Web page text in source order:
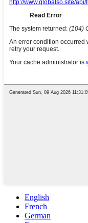
English
French
German